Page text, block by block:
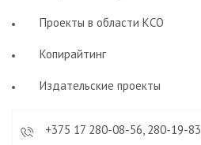
Проекты в области КСО
Копирайтинг
Издательские проекты
+375 17 280-08-56, 280-19-